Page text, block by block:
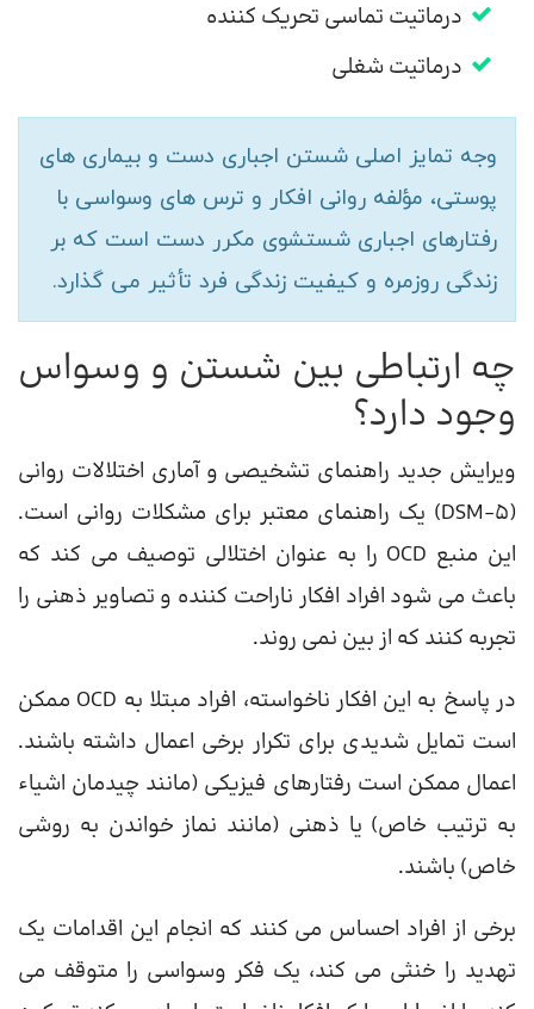
درماتیت تماسی تحریک کننده
درماتیت شغلی
وجه تمایز اصلی شستن اجباری دست و بیماری های
پوستی، مؤلفه روانی افکار و ترس های وسواسی با
رفتارهای اجباری شستشوی مکرر دست است که بر
زندگی روزمره و کیفیت زندگی فرد تأثیر می گذارد.
چه ارتباطی بین شستن و وسواس
وجود دارد؟
ویرایش جدید راهنمای تشخیصی و آماری اختلالات روانی
(DSM-5) یک راهنمای معتبر برای مشکلات روانی است.
این منبع OCD را به عنوان اختلالی توصیف می کند که
باعث می شود افراد افکار ناراحت کننده و تصاویر ذهنی را
تجربه کنند که از بین نمی روند.
در پاسخ به این افکار ناخواسته، افراد مبتلا به OCD ممکن
است تمایل شدیدی برای تکرار برخی اعمال داشته باشند.
اعمال ممکن است رفتارهای فیزیکی (مانند چیدمان اشیاء
به ترتیب خاص) یا ذهنی (مانند نماز خواندن به روشی
خاص) باشند.
برخی از افراد احساس می کنند که انجام این اقدامات یک
تهدید را خنثی می کند، یک فکر وسواسی را متوقف می